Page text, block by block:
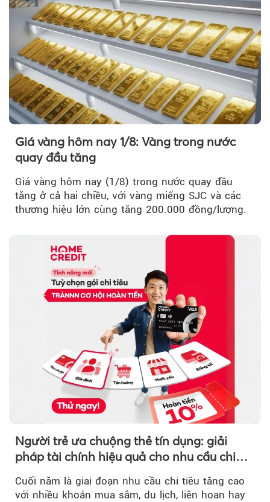
Giá vàng hôm nay 1/8: Vàng trong nước
quay đầu tăng
Giá vàng hôm nay (1/8) trong nước quay đầu
tăng ở cả hai chiều, với vàng miếng SJC và các
thương hiệu lớn cùng tăng 200.000 đồng/lượng.
Người trẻ ưa chuộng thẻ tín dụng: giải
pháp tài chính hiệu quả cho nhu cầu chi
tiêu cuối năm
Cuối năm là giai đoạn nhu cầu chi tiêu tăng cao
với nhiều khoản mua sắm, du lịch, liên hoan hay